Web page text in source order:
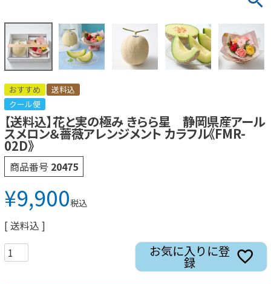
おすすめ
送料込
クール便
【送料込】花と実の極み きらら星 静岡県産アール
スメロン＆薔薇アレンジメント カラフル《FMR-
02D》
商品番号 20475
¥9,900税込
送料込
お気に入りに登
録